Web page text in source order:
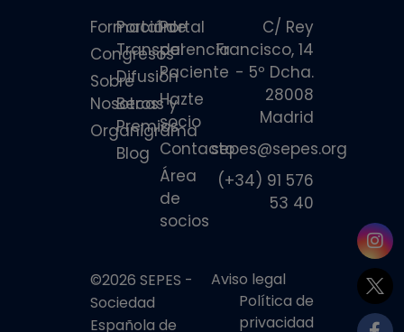
Formación
Congresos
Sobre
Nosotros
Organigrama
Portal de
Transparencia
Difusión
Becas y
Premios
Blog
Portal
del
Paciente
Hazte
socio
Contacto
Área
de
socios
C/ Rey
Francisco, 14
- 5º Dcha.
28008
Madrid
sepes@sepes.org
(+34) 91 576
53 40
©2026 SEPES -
Sociedad
Española de
Aviso legal
Política de
privacidad